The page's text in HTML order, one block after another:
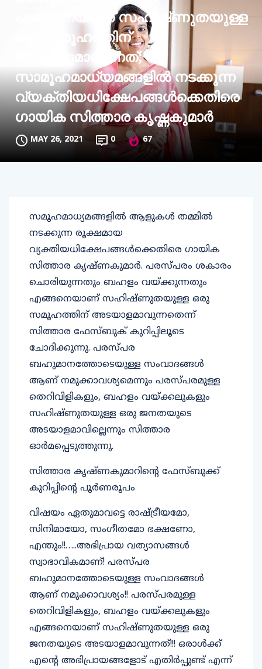
എങ്ങനെയാണ് സഹിഷ്‍ണുതയുള്ള
ഒരു സമൂഹത്തിന്
അടയാളമാവുന്നത്;
സാമൂഹമാധ്യമങ്ങളിൽ നടക്കുന്ന
വ്യക്തിയധിക്ഷേപങ്ങൾക്കെതിരെ
ഗായിക സിത്താര കൃഷ്ണകുമാർ
MAY 26, 2021 0 67
സമൂഹമാധ്യമങ്ങളിൽ ആളുകൾ തമ്മിൽ
നടക്കുന്ന രൂക്ഷമായ
വ്യക്തിയധിക്ഷേപങ്ങൾക്കെതിരെ ഗായിക
സിത്താര കൃഷ്ണകുമാർ. പരസ്‍പരം ശകാരം
ചൊരിയുന്നതും ബഹളം വയ്‍ക്കുന്നതും
എങ്ങനെയാണ് സഹിഷ്‍ണുതയുള്ള ഒരു
സമൂഹത്തിന് അടയാളമാവുന്നതെന്ന്
സിത്താര ഫേസ്ബുക് കുറിപ്പിലൂടെ
ചോദിക്കുന്നു. പരസ്പര
ബഹുമാനത്തോടെയുള്ള സംവാദങ്ങൾ
ആണ് നമുക്കാവശ്യമെന്നും പരസ്പരമുള്ള
തെറിവിളികളും, ബഹളം വയ്ക്കലുകളും
സഹിഷ്ണുതയുള്ള ഒരു ജനതയുടെ
അടയാളമാവില്ലെന്നും സിത്താര
ഓർമപ്പെടുത്തുന്നു.
സിത്താര കൃഷ്ണകുമാറിന്റെ ഫേസ്ബുക്ക്
കുറിപ്പിന്റെ പൂർണരൂപം
വിഷയം ഏതുമാവട്ടെ രാഷ്ട്രീയമോ,
സിനിമായോ, സംഗീതമോ ഭക്ഷണോ,
എന്തും!!…..അഭിപ്രായ വത്യാസങ്ങൾ
സ്വാഭാവികമാണ്! പരസ്പര
ബഹുമാനത്തോടെയുള്ള സംവാദങ്ങൾ
ആണ് നമുക്കാവശ്യം!! പരസ്പരമുള്ള
തെറിവിളികളും, ബഹളം വയ്ക്കലുകളും
എങ്ങനെയാണ് സഹിഷ്ണുതയുള്ള ഒരു
ജനതയുടെ അടയാളമാവുന്നത്!!! ഒരാൾക്ക്
എന്റെ അഭിപ്രായങ്ങളോട് എതിർപ്പുണ്ട് എന്ന്